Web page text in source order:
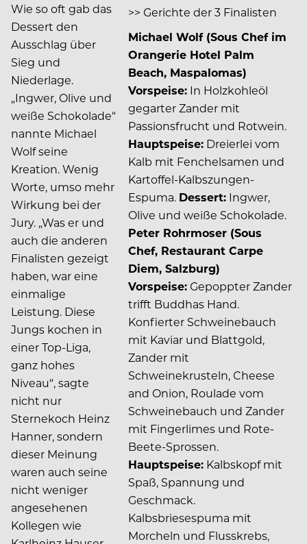
>> Gerichte der 3 Finalisten
Michael Wolf (Sous Chef im
Orangerie Hotel Palm
Beach, Maspalomas)
Vorspeise: In Holzkohleöl
gegarter Zander mit
Passionsfrucht und Rotwein.
Hauptspeise: Dreierlei vom
Kalb mit Fenchelsamen und
Kartoffel-Kalbszungen-
Espuma. Dessert: Ingwer,
Olive und weiße Schokolade.
Peter Rohrmoser (Sous
Chef, Restaurant Carpe
Diem, Salzburg)
Vorspeise:Gepoppter Zander
trifft Buddhas Hand.
Konfierter Schweinebauch
mit Kaviar und Blattgold,
Zander mit
Schweinekrusteln, Cheese
and Onion, Roulade vom
Schweinebauch und Zander
mit Fingerlimes und Rote-
Beete-Sprossen.
Hauptspeise: Kalbskopf mit
Spaß, Spannung und
Geschmack.
Kalbsbriesespuma mit
Morcheln und Flusskrebs,
Wie so oft gab das
Dessert den
Ausschlag über
Sieg und
Niederlage.
„Ingwer, Olive und
weiße Schokolade“
nannte Michael
Wolf seine
Kreation. Wenig
Worte, umso mehr
Wirkung bei der
Jury. „Was er und
auch die anderen
Finalisten gezeigt
haben, war eine
einmalige
Leistung. Diese
Jungs kochen in
einer Top-Liga,
ganz hohes
Niveau“, sagte
nicht nur
Sternekoch Heinz
Hanner, sondern
dieser Meinung
waren auch seine
nicht weniger
angesehenen
Kollegen wie